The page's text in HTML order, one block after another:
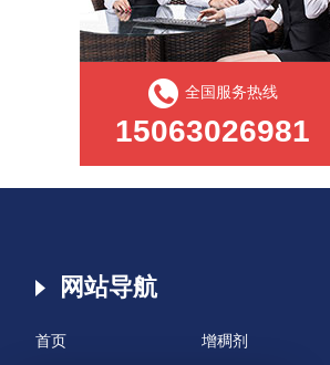
丝滑流淌，一馅百搭
丝滑浓郁，一酱多用
全国服务热线
15063026981
网站导航
首页
增稠剂